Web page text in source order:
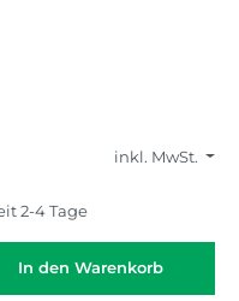
inkl. MwSt.
2-4 Tage
In den Warenkorb